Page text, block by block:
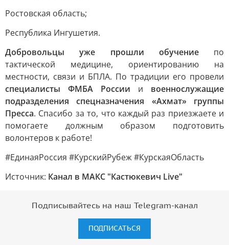
Ростовская область;
Республика Ингушетия.
Добровольцы уже прошли обучениепо
тактической медицине, ориентированию на
местности, связи и БПЛА. По традиции его провели
специалисты ФМБА России и военнослужащие
подразделения спецназначения «Ахмат» группы
Пресса. Спасибо за то, что каждый раз приезжаете и
помогаете должным образом подготовить
волонтеров к работе!
#ЕдинаяРоссия #КурскийРубеж #КурскаяОбласть
Источник: Канал в МАКС "Кастюкевич Live"
Подписывайтесь на наш Telegram-канал
ПОДПИСАТЬСЯ